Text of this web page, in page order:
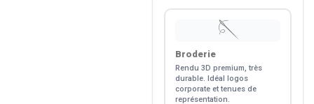
🪡
Broderie
Rendu 3D premium, très
durable. Idéal logos
corporate et tenues de
représentation.